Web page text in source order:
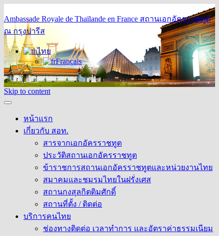
Ambassade Royale de Thaïlande en France สถานเอกอัครราชทูต
ณ กรุงปารีส
ไทย
Français
Skip to content
หน้าแรก
เกี่ยวกับ สอท.
สารจากเอกอัครราชทูต
ประวัติสถานเอกอัครราชทูต
ข้าราชการสถานเอกอัครราชทูตและหน่วยงานไทย
สมาคมและชมรมไทยในฝรั่งเศส
สถานกงสุลกิตติมศักดิ์
สถานที่ตั้ง / ติดต่อ
บริการคนไทย
ช่องทางติดต่อ เวลาทำการ และอัตราค่าธรรมเนียม